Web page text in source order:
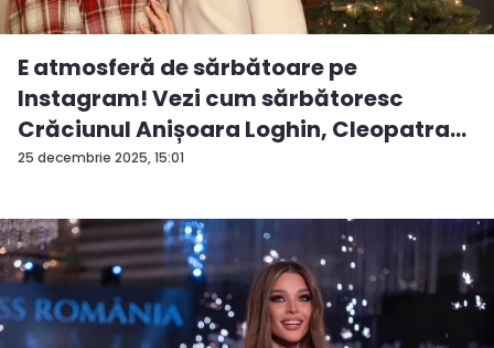
25 decembrie 2025, 15:01
E atmosferă de sărbătoare pe
Instagram! Vezi cum sărbătoresc
Crăciunul Anișoara Loghin, Cleopatra
S...